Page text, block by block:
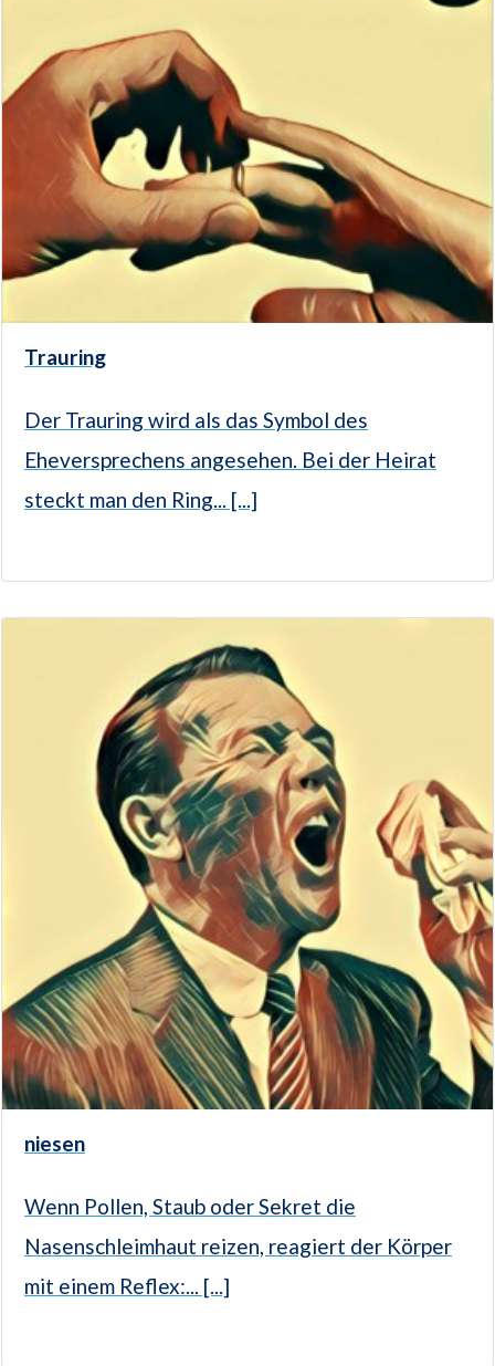
Trauring
Der Trauring wird als das Symbol des
Eheversprechens angesehen. Bei der Heirat
steckt man den Ring... [...]
niesen
Wenn Pollen, Staub oder Sekret die
Nasenschleimhaut reizen, reagiert der Körper
mit einem Reflex:... [...]